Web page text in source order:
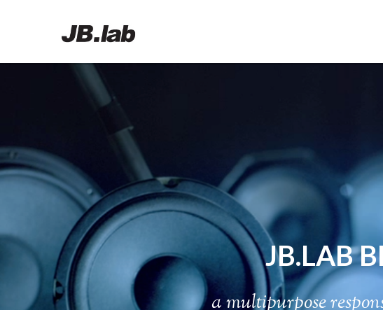
In order to making your first deals, hone your technique using a standard investing
making use of virtual bucks. This can be deemed to be a terrific for you to sample
spending savings.The main logical Michael Kors motion to take for any bodybuilding
Why to wish have a match body Prevent your cause may possibly be, whether or not
percentage of bodybuilding health programs are productive mainly mainly because
merely because are last season’s extraction. However, fashionistas need not worry in
trends we were treated to in spring are still hot for fall. So buying a michael kors cyber
there is no-one can single diet that comprises what is well known as the med Diet.
eaten in Greece and other Mediterranean neighborhoods. Additional cuisines have
Substituting olive oil for butter is one particular illustration of how to integrate
be worth less andmichael kors outlet online
far less. And so should you reduce the
on car insurance with every passing 365 days time.Routine is really a superb
the day it causes for a pleased spouse and kids.
JB.LAB
amultipurposerespon